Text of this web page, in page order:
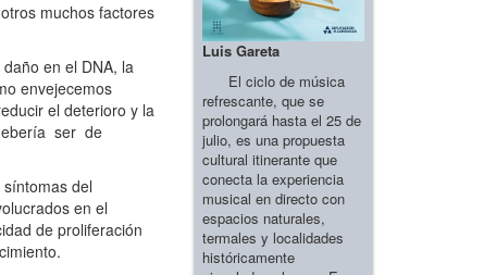
muchos factores
en el DNA, la
envejecemos
el deterioro y la
ser de
del
en el
de proliferación
Luis Gareta
El ciclo de música
refrescante, que se
prolongará hasta el 25 de
julio, es una propuesta
cultural itinerante que
conecta la experiencia
musical en directo con
espacios naturales,
termales y localidades
históricamente